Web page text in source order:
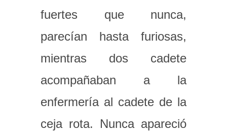
fuertes que nunca,
parecían hasta furiosas,
mientras dos cadete
acompañaban a la
enfermería al cadete de la
ceja rota. Nunca apareció